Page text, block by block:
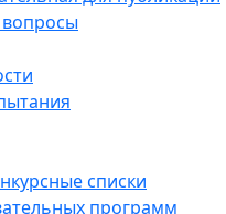
списки
программ